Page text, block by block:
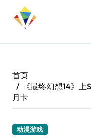
首页
《最终幻想14》
月卡
动漫游戏